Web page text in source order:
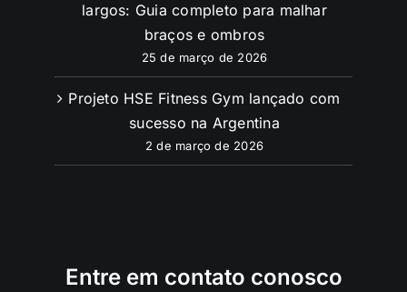
largos: Guia completo para malhar
braços e ombros
25 de março de 2026
Projeto HSE Fitness Gym lançado com
sucesso na Argentina
2 de março de 2026
Entre em contato conosco